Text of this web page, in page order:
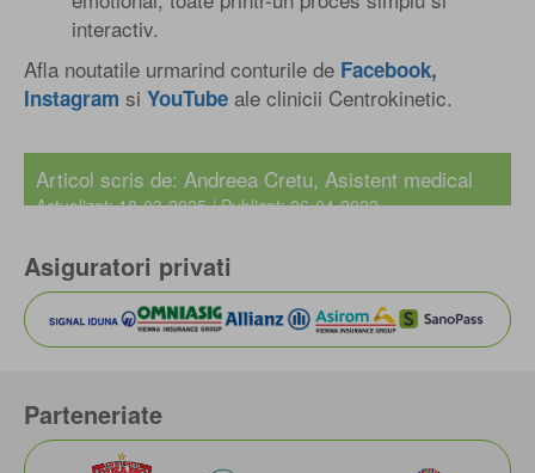
interactiv.
Afla noutatile urmarind conturile de Facebook,
Instagram si YouTube ale clinicii Centrokinetic.
Articol scris de: Andreea Cretu, Asistent medical
Actualizat: 18-03-2025 / Publicat: 26-04-2022
Asiguratori privati
Parteneriate